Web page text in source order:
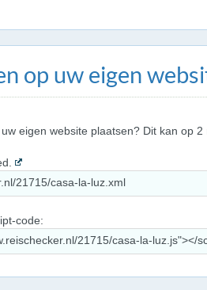
op uw eigen
eigen website plaatsen? Dit kan op 2
code: